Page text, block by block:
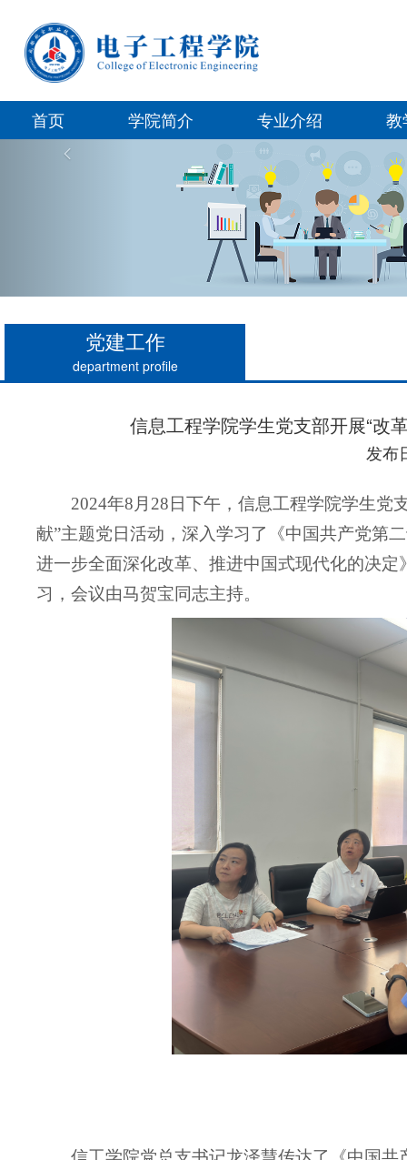
首页 学院简介 专业介绍 教
党建工作
department profile
信息工程学院学生党支部开展“改
发布
2024年8月28日下午，信息工程学院学生党
献”主题党日活动，深入学习了《中国共产党第
进一步全面深化改革、推进中国式现代化的决定
习，会议由马贺宝同志主持。